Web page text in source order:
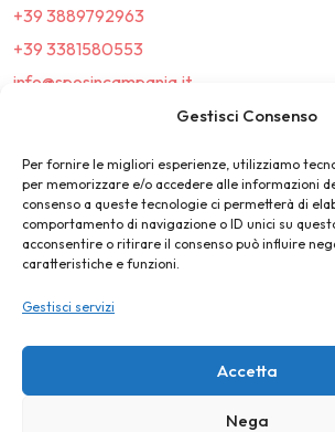
Gestisci Consenso
Per fornire le migliori esperienze, utilizziamo
per memorizzare e/o accedere alle informazioni
consenso a queste tecnologie ci permetterà di
comportamento di navigazione o ID unici su
acconsentire o ritirare il consenso può influire
caratteristiche e funzioni.
Gestisci servizi
Accetta
Nega
+39 3889792963
+39 3381580553
info@sposincampania.it
sposincampania@pec.it
Link
Top100
News e Tendenze
Destination Wedding